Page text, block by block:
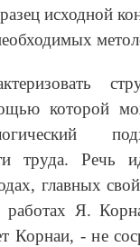
исходной
которой
труда.
главных
работах Я.
Корнаи, - не